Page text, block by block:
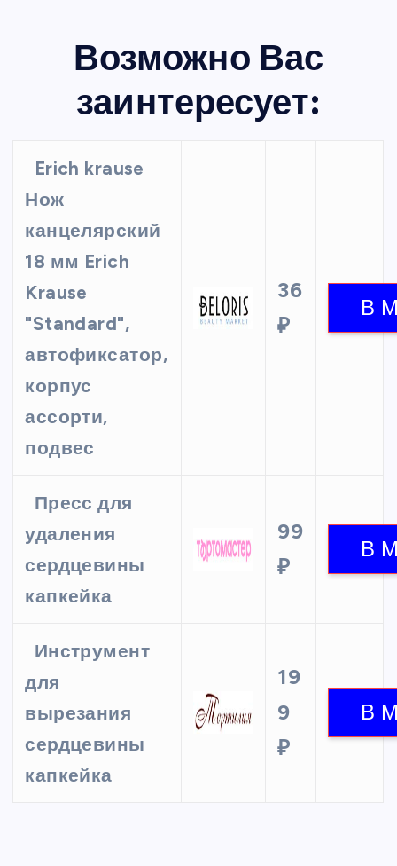
Возможно Вас
заинтересует:
Erich krause
Нож
канцелярский
18 мм Erich
Krause
"Standard",
автофиксатор,
корпус
ассорти,
подвес
36
₽
Пресс для
удаления
сердцевины
капкейка
99
₽
Инструмент
для
вырезания
сердцевины
капкейка
19
9
₽